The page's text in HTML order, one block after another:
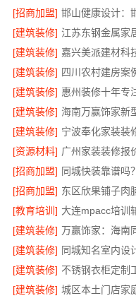
[招商加盟]
[建筑装修] 江苏东钢金属家
[建筑装修] 嘉兴美派建材科
[建筑装修]
[建筑装修] 惠州装修十年专
[建筑装修]
[建筑装修]
[资源材料] 广州家装装修报
[招商加盟] 同城快装靠谱吗
[招商加盟] 东区欣果铺子肉
[教育培训] 大连mpacc培训
[建筑装修] 万赢饰家：海南
[建筑装修]
[建筑装修] 不锈钢衣柜定制
[建筑装修]